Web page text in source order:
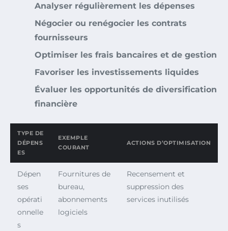
Analyser régulièrement les dépenses
Négocier ou renégocier les contrats
fournisseurs
Optimiser les frais bancaires et de gestion
Favoriser les investissements liquides
Évaluer les opportunités de diversification
financière
TYPE DE
DÉPENS
ES
EXEMPLE
COURANT
ACTIONS D’OPTIMISATION
Dépen
ses
opérati
onnelle
s
Fournitures de
bureau,
abonnements
logiciels
Recensement et
suppression des
services inutilisés